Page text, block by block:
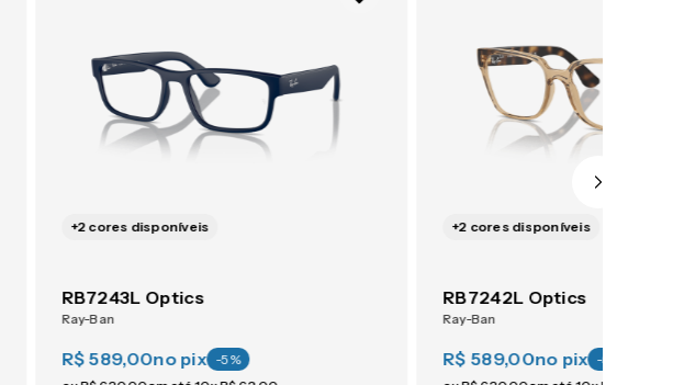
+2 cores disponíveis
RB7243L Optics
Ray-Ban
R$ 589,00no pix -5%
+2 cores disponíveis
RB7242L Optics
Ray-Ban
R$ 589,00no pix -5